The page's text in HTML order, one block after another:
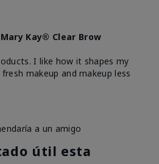
Kay® Clear Brow
I like how it shapes my
makeup and makeup less
a un amigo
útil esta